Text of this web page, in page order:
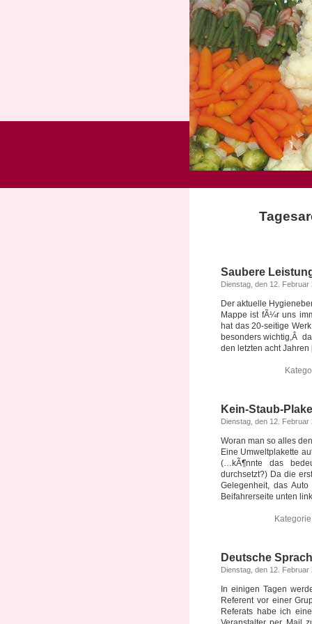
Saubere
Dienstag, den 12. Februar
Der aktuelle
Mappe ist fÃ¼r uns
hat das 20-seitige
besonders wichtig,Â
den letzten acht Jahren
Kein-Staub-
Dienstag, den 12. Februar
Woran man so alles
Eine Umweltplakette
(…kÃ¶nnte das
durchsetzt?) Da die
Gelegenheit, das
Beifahrerseite unten
Kategorie
Deutsche
Dienstag, den 12. Februar
In einigen Tagen
Referent vor einer
Referats habe ich